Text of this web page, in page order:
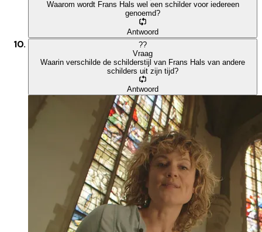
Waarom wordt Frans Hals wel een schilder voor iedereen
genoemd?
Antwoord
??
Vraag
Waarin verschilde de schilderstijl van Frans Hals van andere
schilders uit zijn tijd?
Antwoord